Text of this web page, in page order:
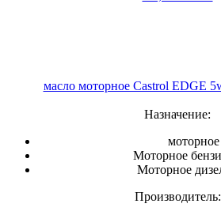
масло моторное Castrol EDGE
Назначение:
моторное
Моторное
Моторное
Производитель: